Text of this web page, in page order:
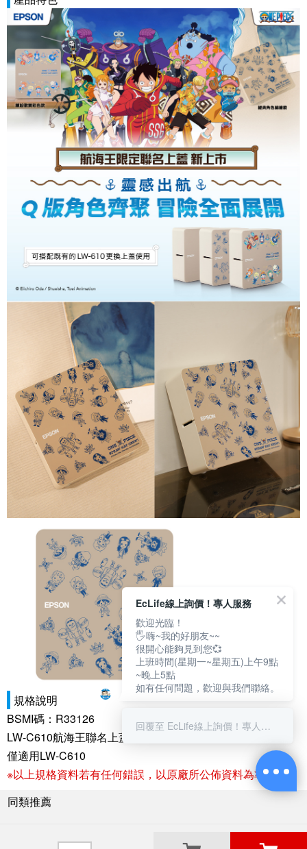
規格說明
BSMI碼：R33126
LW-C610航海王聯名上蓋-經典角色線繪款
僅適用LW-C610
※以上規格資料若有任何錯誤，以原廠所公佈資料為準。
同類推薦
關於良興
EcLife線上詢價！專人服務
歡迎光臨！
🖐嗨~我的好朋友~~
很開心能夠見到您💞
上班時間(星期一~星期五)上午9點
~晚上5點
如有任何問題，歡迎與我們聯絡。
回覆至 EcLife線上詢價！專人服務